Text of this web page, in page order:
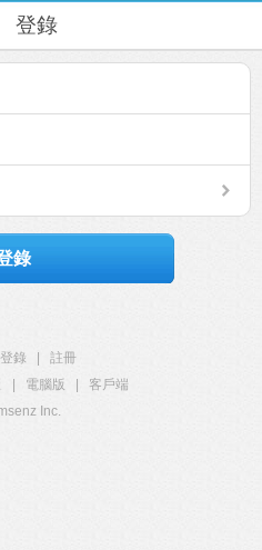
登錄
錄
登錄
註冊
電腦版
客戶端
Inc.